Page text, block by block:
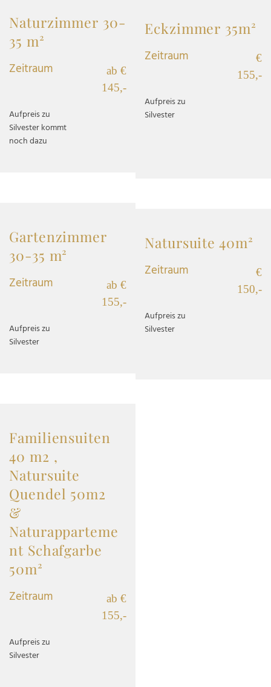
Naturzimmer 30-
35 m²
Zeitraum
ab €
145,-
Aufpreis zu
Silvester kommt
noch dazu
Eckzimmer 35m²
Zeitraum
€
155,-
Aufpreis zu
Silvester
Gartenzimmer
30-35 m²
Zeitraum
ab €
155,-
Aufpreis zu
Silvester
Natursuite 40m²
Zeitraum
€
150,-
Aufpreis zu
Silvester
Familiensuiten
40 m2 ,
Natursuite
Quendel 50m2
&
Naturapparteme
nt Schafgarbe
50m²
Zeitraum
ab €
155,-
Aufpreis zu
Silvester